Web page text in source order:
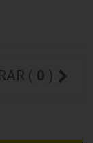
COMPARAR ( 0 )